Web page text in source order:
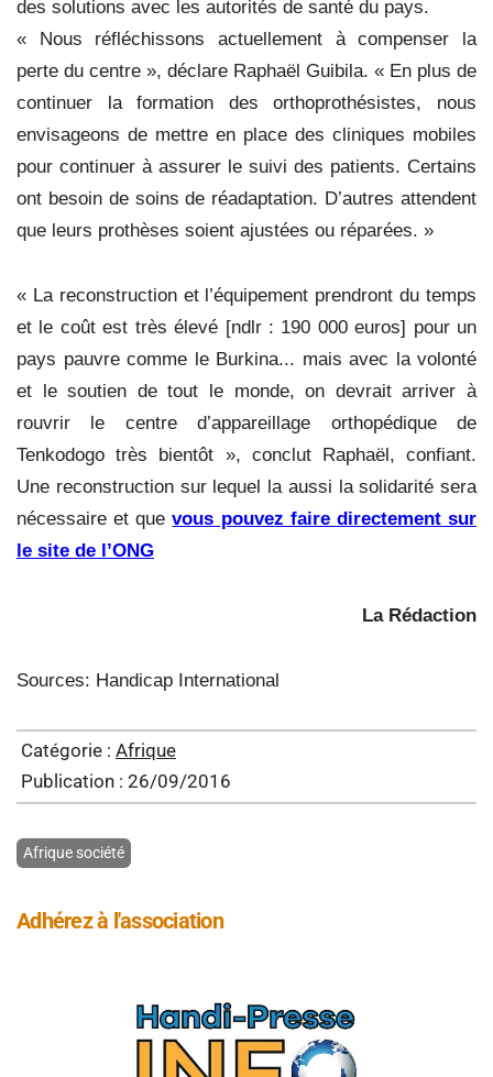
des solutions avec les autorités de santé du pays.
« Nous réfléchissons actuellement à compenser la
perte du centre », déclare Raphaël Guibila. « En plus de
continuer la formation des orthoprothésistes, nous
envisageons de mettre en place des cliniques mobiles
pour continuer à assurer le suivi des patients. Certains
ont besoin de soins de réadaptation. D’autres attendent
que leurs prothèses soient ajustées ou réparées. »
« La reconstruction et l’équipement prendront du temps
et le coût est très élevé [ndlr : 190 000 euros] pour un
pays pauvre comme le Burkina... mais avec la volonté
et le soutien de tout le monde, on devrait arriver à
rouvrir le centre d’appareillage orthopédique de
Tenkodogo très bientôt », conclut Raphaël, confiant.
Une reconstruction sur lequel la aussi la solidarité sera
nécessaire et quevous pouvez faire directement sur
le site de l’ONG
La Rédaction
Sources: Handicap International
Catégorie : Afrique
Publication : 26/09/2016
Afrique société
Adhérez à l'association